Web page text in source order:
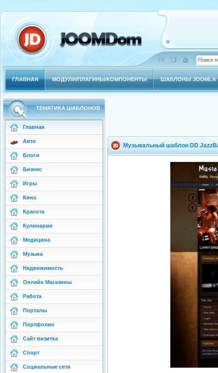
ГЛАВНАЯ МОДУЛИ/ПЛАГИНЫ/КОМПОНЕНТЫ ШАБЛОНЫ JOOMLA
ТЕМАТИКА ШАБЛОНОВ
Главная
Авто
Блоги
Бизнес
Игры
Кино
Красота
Кулинария
Медицина
Музыка
Недвижимость
Онлайн Магазины
Работа
Порталы
Портфолио
Сайт визитка
Спорт
Социальные сети
Музыкальный шаблон DD